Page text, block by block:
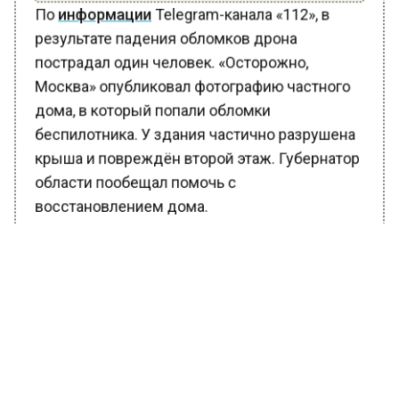
ПоинформацииTelegram-канала «112», в
результате падения обломков дрона
пострадал один человек. «Осторожно,
Москва» опубликовал фотографию частного
дома, в который попали обломки
беспилотника. У здания частично разрушена
крыша и повреждён второй этаж. Губернатор
области пообещал помочь с
восстановлением дома.